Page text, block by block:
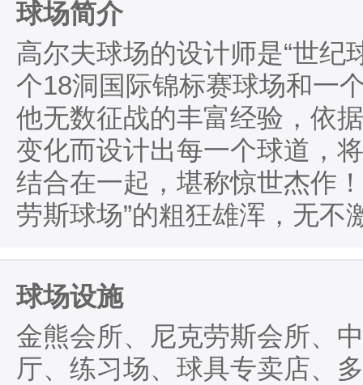
球场简介
高尔夫球场的设计师是“世纪
个18洞国际锦标赛球场和一
他无数征战的丰富经验，依
变化而设计出每一个球道，
结合在一起，堪称惊世杰作
劳斯球场”的粗狂雄浑，无
球场设施
金熊会所、尼克劳斯会所、
厅、练习场、球具专卖店、